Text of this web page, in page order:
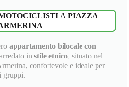
A PIAZZA
appartamento bilocale con
instile etnico, situato nel
confortevole e ideale per
gruppi.